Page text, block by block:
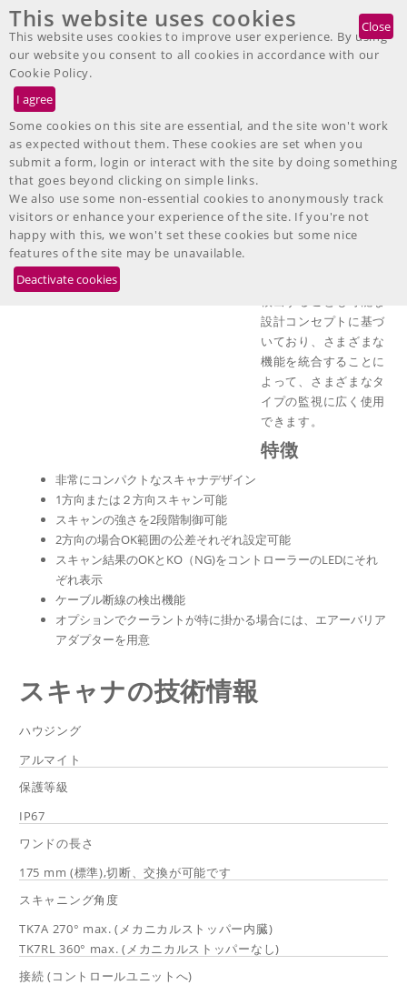
Close
This website uses cookies
This website uses cookies to improve user experience. By using
our website you consent to all cookies in accordance with our
Cookie Policy.
Some cookies on this site are essential, and the site won't work
as expected without them. These cookies are set when you
submit a form, login or interact with the site by doing something
that goes beyond clicking on simple links.
We also use some non-essential cookies to anonymously track
visitors or enhance your experience of the site. If you're not
happy with this, we won't set these cookies but some nice
features of the site may be unavailable.
Telefon: +49 7467-9497-200
JP
BK Mikro7工具折損検出のコン
パクトシステム
BK Mikro7は、ツール
の破損検出システムで
設計コンセプトに基づ
いており、さまざまな
機能を統合することに
よって、さまざまなタ
イプの監視に広く使用
できます。
特徴
非常にコンパクトなスキャナデザイン
1方向または２方向スキャン可能
スキャンの強さを2段階制御可能
2方向の場合OK範囲の公差それぞれ設定可能
スキャン結果のOKとKO（NG)をコントローラーのLEDにそれ
ぞれ表示
ケーブル断線の検出機能
オプションでクーラントが特に掛かる場合には、エアーバリア
アダプターを用意
スキャナの技術情報
ハウジング
アルマイト
保護等級
IP67
ワンドの長さ
175 mm (標準),切断、交換が可能です
スキャニング角度
TK7A 270° max. (メカニカルストッパー内臓)
TK7RL 360° max. (メカニカルストッパーなし)
接続 (コントロールユニットへ)